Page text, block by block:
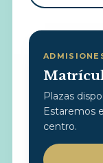
Plazas
Estaremos
centro.